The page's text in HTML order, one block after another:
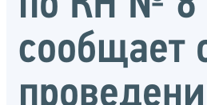
сообщает